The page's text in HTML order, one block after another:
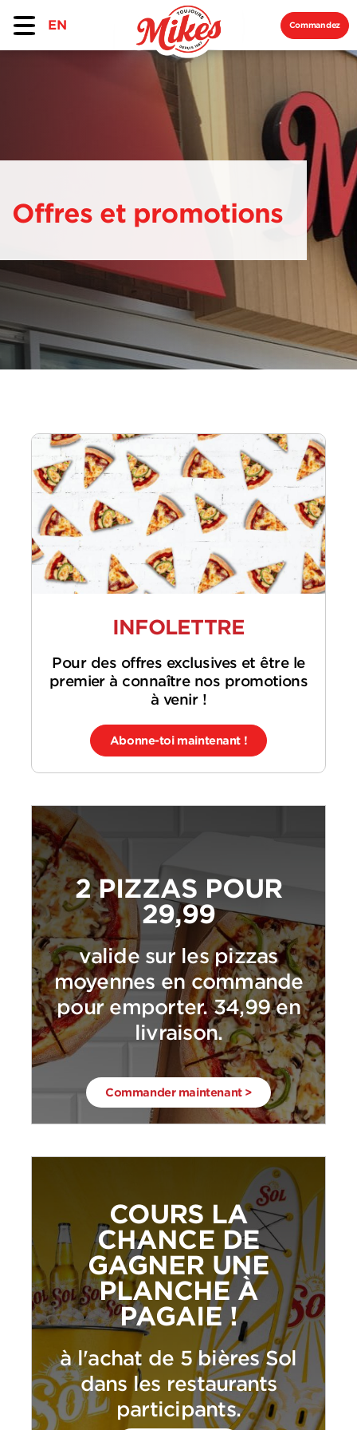
EN Commandez
Offres et promotions
INFOLETTRE
Pour des offres exclusives et être le
premier à connaître nos promotions
à venir !
Abonne-toi maintenant !
2 PIZZAS POUR
29,99
valide sur les pizzas
moyennes en commande
pour emporter. 34,99 en
livraison.
Commander maintenant >
COURS LA
CHANCE DE
GAGNER UNE
PLANCHE À
PAGAIE !
à l'achat de 5 bières Sol
dans les restaurants
participants.